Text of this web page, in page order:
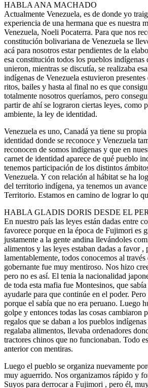
HABLA ANA MACHADO
Actualmente Venezuela, es de donde yo
experiencia de una hermana que es nuestra
Venezuela, Noeli Pocaterra. Para que nos
constitución bolivariana de Venezuela se
acá para nosotros estar pendientes de la
esa constitución todos los pueblos indígenas
unieron, mientras se discutía, se realizaba
indígenas de Venezuela estuvieron
ritos, bailes y hasta al final no es que
totalmente nosotros queríamos, pero
partir de ahí se lograron ciertas leyes, como
ambiente, la ley de identidad.
Venezuela es uno, Canadá ya tiene su
identidad donde se reconoce y Venezuela
reconocen de somos indígenas y que en
carnet de identidad aparece de qué pueblo
tenemos participación de los distintos
Venezuela. Y con relación al hábitat se ha
del territorio indígena, ya tenemos un
Territorio. Estamos en camino de lograr lo
HABLA GLADIS DORIS DESDE EL
En nuestro país las leyes están dadas entre
favorece porque en la época de Fujimori es
justamente a la gente andina llevándoles
alimentos y las leyes estaban dadas a favor ,
lamentablemente, todos conocemos al través
gobernante fue muy mentiroso. Nos hizo
pero no es así. El tenia la nacionalidad
de toda esta mafia fue Montesinos, que
ayudarle para que continúe en el poder.
porque el sabía que no era peruano. Luego
golpe y entonces todas las cosas cambiaron
regalos que se daban a los pueblos
regalaba alimentos, llevaba ordenadores
tractores chinos que no funcionaban. Todo
anterior con mentiras.
Luego el pueblo se organiza nuevamente
muy aguerrido. Nos organizamos rápido y
Suyos para derrocar a Fujimori , pero él,